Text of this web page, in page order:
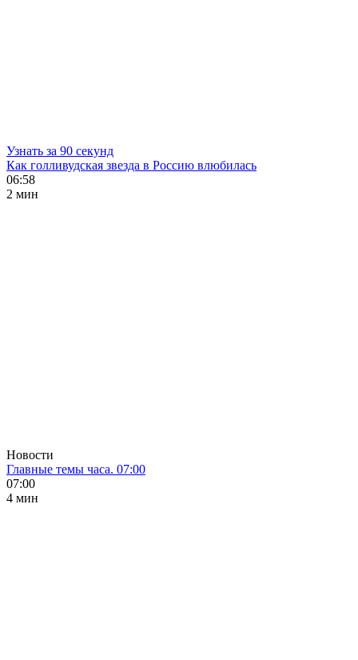
Узнать за 90 секунд
Как голливудская звезда в Россию влюбилась
06:58
2 мин
Новости
Главные темы часа. 07:00
07:00
4 мин